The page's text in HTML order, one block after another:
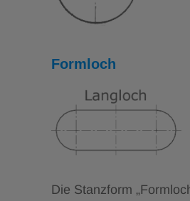
Formloch
Die Stanzform